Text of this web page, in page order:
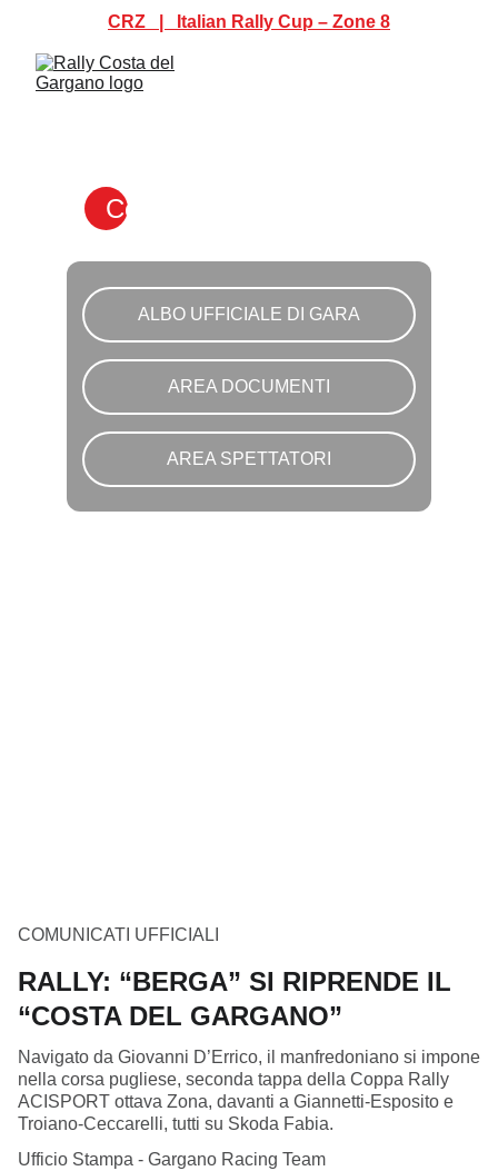
CRZ   |   Italian Rally Cup – Zone 8
ALBO UFFICIALE DI GARA
AREA DOCUMENTI
AREA SPETTATORI
Comunicati Uffciali
COMUNICATI UFFICIALI
RALLY: “BERGA” SI RIPRENDE IL
“COSTA DEL GARGANO”
Navigato da Giovanni D’Errico, il manfredoniano si impone
nella corsa pugliese, seconda tappa della Coppa Rally
ACISPORT ottava Zona, davanti a Giannetti-Esposito e
Troiano-Ceccarelli, tutti su Skoda Fabia.
Ufficio Stampa - Gargano Racing Team